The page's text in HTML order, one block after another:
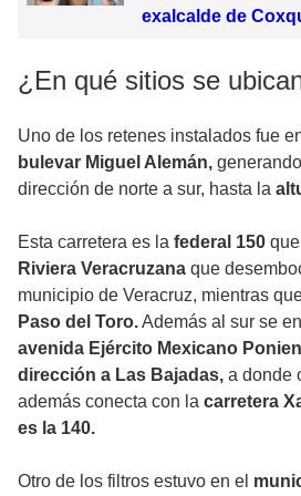
exalcalde de
¿En qué sitios se
Uno de los retenes instalados fue
bulevar Miguel Alemán,
dirección de norte a sur, hasta la
Esta carretera es la federal 150
Riviera Veracruzana que
municipio de Veracruz, mientras
Paso del Toro.Además al sur se
avenida Ejército Mexicano
dirección a Las Bajadas, a donde
además conecta con la carretera
es la 140.
Otro de los filtros estuvo en el